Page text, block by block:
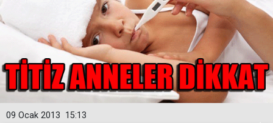
15:13
09 Ocak 2013